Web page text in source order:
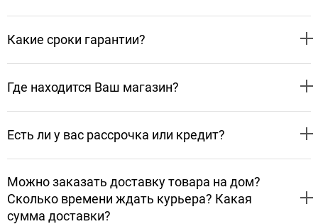
Какие сроки гарантии?
Где находится Ваш магазин?
Есть ли у вас рассрочка или кредит?
Можно заказать доставку товара на дом?
Сколько времени ждать курьера? Какая
сумма доставки?